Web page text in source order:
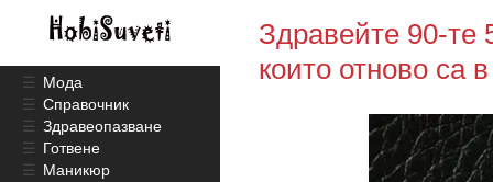
Здравейте 90-те
които отново са
☰ Мода
☰ Справочник
☰ Здравеопазване
☰ Готвене
☰ Маникюр